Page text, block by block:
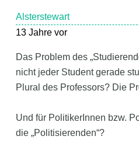
Alsterstewart
13 Jahre vor
Das Problem des
nicht jeder Student gerade
Plural des Professors? Die
Und für PolitikerInnen bzw.
die „Politisierenden“?